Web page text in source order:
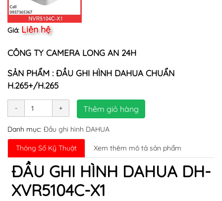
Giá: Liên hệ
CÔNG TY CAMERA LONG AN 24H
SẢN PHẨM : ĐẦU GHI HÌNH DAHUA CHUẨN
H.265+/H.265
Thêm giỏ hàng
Danh mục: Đầu ghi hình DAHUA
Thông Số Kỹ Thuật Xem thêm mô tả sản phẩm
ĐẦU GHI HÌNH DAHUA DH-
XVR5104C-X1